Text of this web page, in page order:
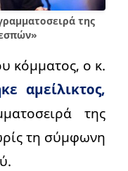
της
κόμματος, ο κ.
αμείλικτος,
της
τη σύμφωνη